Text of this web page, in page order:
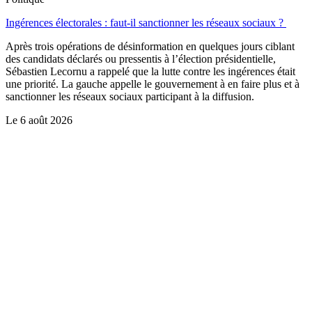
Ingérences électorales : faut-il sanctionner les réseaux sociaux ?
Après trois opérations de désinformation en quelques jours ciblant
des candidats déclarés ou pressentis à l’élection présidentielle,
Sébastien Lecornu a rappelé que la lutte contre les ingérences était
une priorité. La gauche appelle le gouvernement à en faire plus et à
sanctionner les réseaux sociaux participant à la diffusion.
Le 6 août 2026